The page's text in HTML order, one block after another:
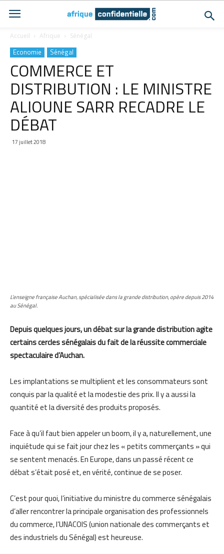
Accueil Afrique Sénégal
Economie Sénégal
COMMERCE ET
DISTRIBUTION : LE MINISTRE
ALIOUNE SARR RECADRE LE
DÉBAT
17 juillet 2018
L’enseigne française Auchan, spécialisée dans la grande distribution, opère depuis 2014
au Sénégal.
Depuis quelques jours, un débat sur la grande distribution agite
certains cercles sénégalais du fait de la réussite commerciale
spectaculaire d’Auchan.
Les implantations se multiplient et les consommateurs sont
conquis par la qualité et la modestie des prix. Il y a aussi la
quantité et la diversité des produits proposés.
Face à qu’il faut bien appeler un boom, il y a, naturellement, une
inquiétude qui se fait jour chez les « petits commerçants » qui
se sentent menacés. En Europe, dans un passé récent ce
débat s’était posé et, en vérité, continue de se poser.
C’est pour quoi, l’initiative du ministre du commerce sénégalais
d’aller rencontrer la principale organisation des professionnels
du commerce, l’UNACOIS (union nationale des commerçants et
des industriels du Sénégal) est heureuse.